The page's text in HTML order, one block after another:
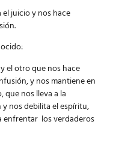
juicio y nos hace
el otro que nos hace
y nos mantiene en
nos lleva a la
nos debilita el espíritu,
enfrentar los verdaderos